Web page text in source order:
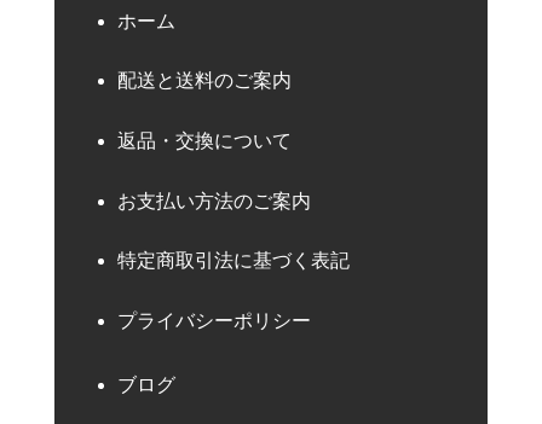
ホーム
配送と送料のご案内
返品・交換について
お支払い方法のご案内
特定商取引法に基づく表記
プライバシーポリシー
ブログ